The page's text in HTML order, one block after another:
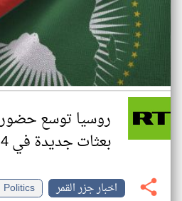
روسيا توسع
بعثات جديدة في 4 دول أفريقية
اخبار جزر القمر
Politics